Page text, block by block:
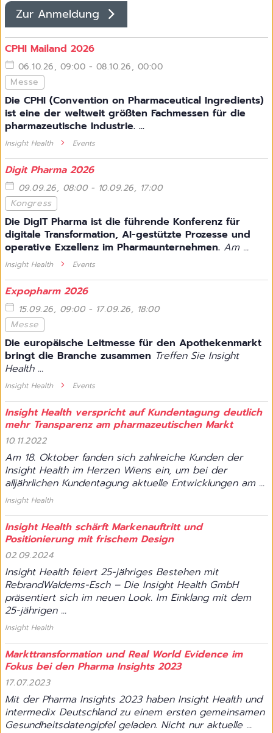
Zur Anmeldung
CPHI Mailand 2026
06.10.26, 09:00 - 08.10.26, 00:00
Messe
Die CPHI (Convention on Pharmaceutical Ingredients)
ist eine der weltweit größten Fachmessen für die
pharmazeutische Industrie. ...
Insight Health Events
Digit Pharma 2026
09.09.26, 08:00 - 10.09.26, 17:00
Kongress
Die DigIT Pharma ist die führende Konferenz für
digitale Transformation, AI-gestützte Prozesse und
operative Exzellenz im Pharmaunternehmen. Am ...
Insight Health Events
Expopharm 2026
15.09.26, 09:00 - 17.09.26, 18:00
Messe
Die europäische Leitmesse für den Apothekenmarkt
bringt die Branche zusammen Treffen Sie Insight
Health ...
Insight Health Events
Insight Health verspricht auf Kundentagung deutlich
mehr Transparenz am pharmazeutischen Markt
10.11.2022
Am 18. Oktober fanden sich zahlreiche Kunden der
Insight Health im Herzen Wiens ein, um bei der
alljährlichen Kundentagung aktuelle Entwicklungen am ...
Insight Health
Insight Health schärft Markenauftritt und
Positionierung mit frischem Design
02.09.2024
Insight Health feiert 25-jähriges Bestehen mit
RebrandWaldems-Esch – Die Insight Health GmbH
präsentiert sich im neuen Look. Im Einklang mit dem
25-jährigen ...
Insight Health
Markttransformation und Real World Evidence im
Fokus bei den Pharma Insights 2023
17.07.2023
Mit der Pharma Insights 2023 haben Insight Health und
intermedix Deutschland zu einem ersten gemeinsamen
Gesundheitsdatengipfel geladen. Nicht nur aktuelle ...